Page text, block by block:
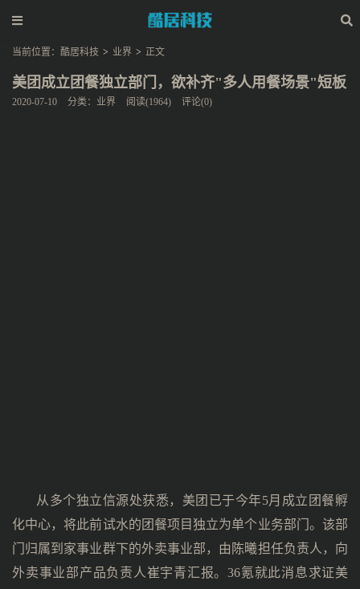
当前位置： 酷居科技 > 业界 > 正文
美团成立团餐独立部门，欲补齐"多人用餐场景"短板
2020-07-10 分类： 业界 阅读(1964) 评论(0)
从多个独立信源处获悉，美团已于今年5月成立团餐孵
化中心，将此前试水的团餐项目独立为单个业务部门。该部
门归属到家事业群下的外卖事业部，由陈曦担任负责人，向
外卖事业部产品负责人崔宇青汇报。36氪就此消息求证美